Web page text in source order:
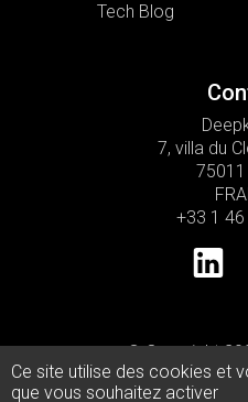
Tech Blog
7, villa du
75011
+33 1
© Copyright
Politique de
Ce site utilise des cookies et
que vous souhaitez activer